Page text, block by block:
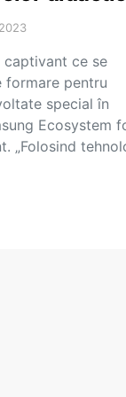
captivant ce se
formare pentru
special în
Ecosystem
„Folosind